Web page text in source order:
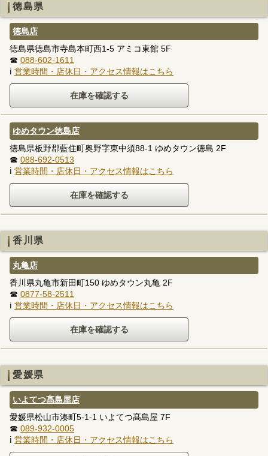
徳島県
徳島店
徳島県徳島市寺島本町西1-5 アミコ東館 5F
☎ 088-602-1611
ℹ 営業時間・店休日・アクセス情報はこちら
ゆめタウン徳島店
徳島県板野郡藍住町奥野字東中須88-1 ゆめタウン徳島 2F
☎ 088-692-0513
ℹ 営業時間・店休日・アクセス情報はこちら
香川県
丸亀店
香川県丸亀市新田町150 ゆめタウン丸亀 2F
☎ 0877-58-2511
ℹ 営業時間・店休日・アクセス情報はこちら
愛媛県
いよてつ髙島屋店
愛媛県松山市湊町5-1-1 いよてつ髙島屋 7F
☎ 089-932-0005
ℹ 営業時間・店休日・アクセス情報はこちら